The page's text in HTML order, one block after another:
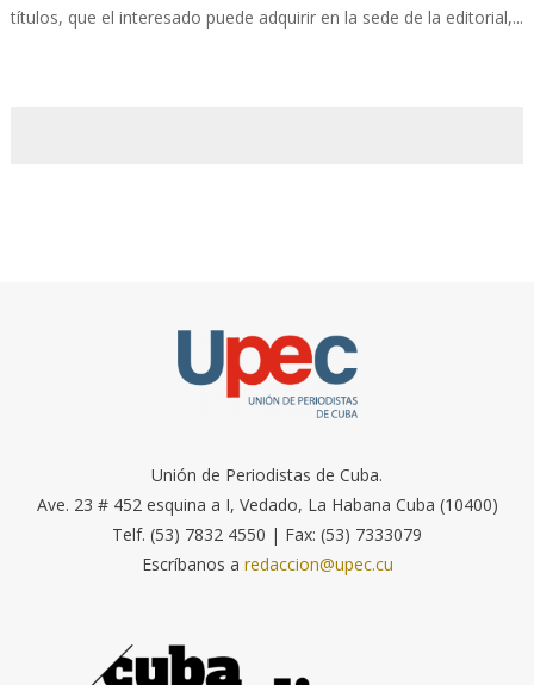
títulos, que el interesado puede adquirir en la sede de la editorial,...
Unión de Periodistas de Cuba.
Ave. 23 # 452 esquina a I, Vedado, La Habana Cuba (10400)
Telf. (53) 7832 4550 | Fax: (53) 7333079
Escríbanos a redaccion@upec.cu